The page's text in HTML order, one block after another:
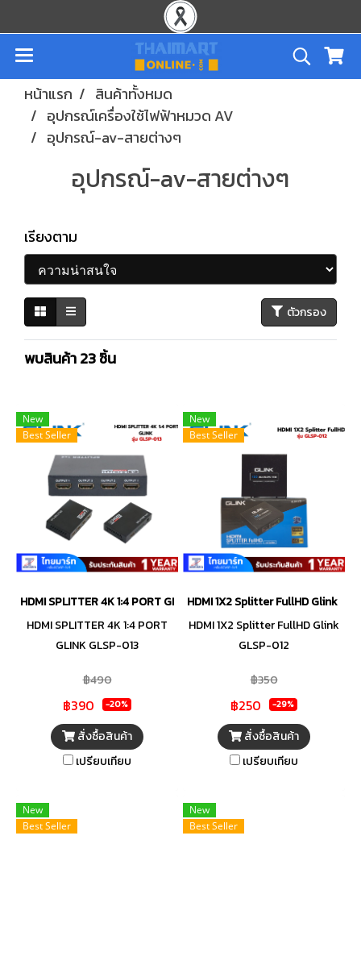
หน้าแรก
สินค้าทั้งหมด
อุปกรณ์เครื่องใช้ไฟฟ้าหมวด AV
อุปกรณ์-av-สายต่างๆ
อุปกรณ์-av-สายต่างๆ
เรียงตาม
ตัวกรอง
พบสินค้า 23 ชิ้น
New
Best Seller
HDMI SPLITTER 4K 1:4 PORT GLINK GLSP-013
HDMI SPLITTER 4K 1:4 PORT
GLINK GLSP-013
฿490
฿390 -20%
สั่งซื้อสินค้า
เปรียบเทียบ
New
Best Seller
HDMI 1X2 Splitter FullHD Glink
HDMI 1X2 Splitter FullHD Glink
GLSP-012
฿350
฿250 -29%
สั่งซื้อสินค้า
เปรียบเทียบ
New
Best Seller
New
Best Seller